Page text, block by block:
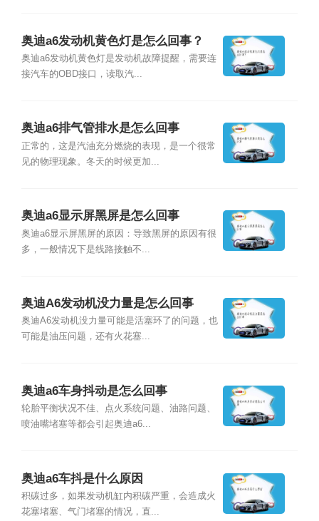
奥迪a6发动机黄色灯是怎么回事？
奥迪a6发动机黄色灯是发动机故障提醒，需要连
接汽车的OBD接口，读取汽...
奥迪a6排气管排水是怎么回事
正常的，这是汽油充分燃烧的表现，是一个很常
见的物理现象。冬天的时候更加...
奥迪a6显示屏黑屏是怎么回事
奥迪a6显示屏黑屏的原因：导致黑屏的原因有很
多，一般情况下是线路接触不...
奥迪A6发动机没力量是怎么回事
奥迪A6发动机没力量可能是活塞环了的问题，也
可能是油压问题，还有火花塞...
奥迪a6车身抖动是怎么回事
轮胎平衡状况不佳、点火系统问题、油路问题、
喷油嘴堵塞等都会引起奥迪a6...
奥迪a6车抖是什么原因
积碳过多，如果发动机缸内积碳严重，会造成火
花塞堵塞、气门堵塞的情况，直...